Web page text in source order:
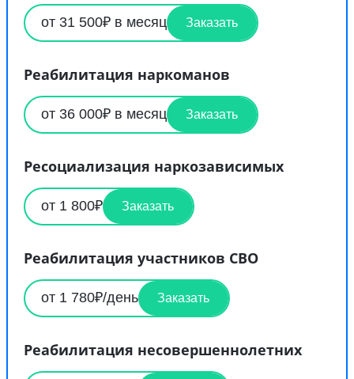
от 31 500₽ в месяц Заказать
Реабилитация наркоманов
от 36 000₽ в месяц Заказать
Ресоциализация наркозависимых
от 1 800₽ Заказать
Реабилитация участников СВО
от 1 780₽/день Заказать
Реабилитация несовершеннолетних